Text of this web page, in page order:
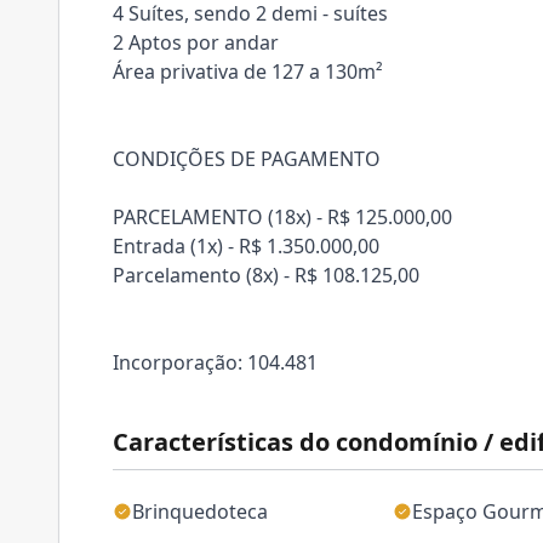
Características do condomínio /
Brinquedoteca Espaço
4 Suítes, sendo 2 demi - suítes
2 Aptos por andar
Área privativa de 127 a 130m²
CONDIÇÕES DE PAGAMENTO
PARCELAMENTO (18x) - R$ 125.000,00
Entrada (1x) - R$ 1.350.000,00
Parcelamento (8x) - R$ 108.125,00
Incorporação: 104.481